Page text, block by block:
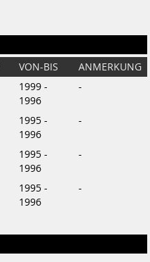
VON-BIS
ANMERKUNG
1999 -
1996
-
1995 -
1996
-
1995 -
1996
-
1995 -
1996
-